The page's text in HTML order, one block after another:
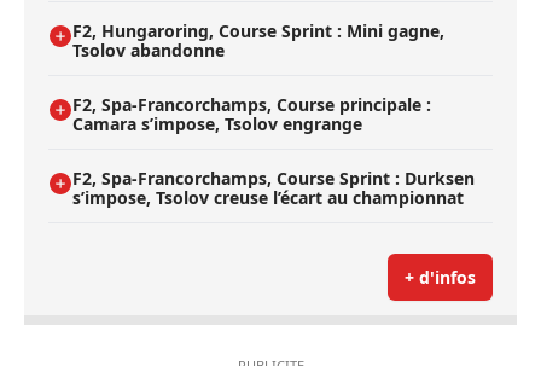
F2, Hungaroring, Course Sprint : Mini gagne,
Tsolov abandonne
F2, Spa-Francorchamps, Course principale :
Camara s’impose, Tsolov engrange
F2, Spa-Francorchamps, Course Sprint : Durksen
s’impose, Tsolov creuse l’écart au championnat
+ d'infos